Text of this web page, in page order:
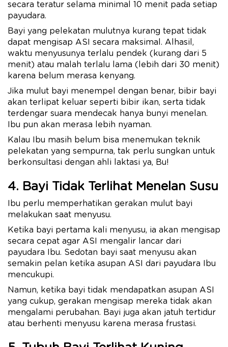
secara teratur selama minimal 10 menit pada setiap
payudara.
Bayi yang pelekatan mulutnya kurang tepat tidak
dapat mengisap ASI secara maksimal. Alhasil,
waktu menyusunya terlalu pendek (kurang dari 5
menit) atau malah terlalu lama (lebih dari 30 menit)
karena belum merasa kenyang.
Jika mulut bayi menempel dengan benar, bibir bayi
akan terlipat keluar seperti bibir ikan, serta tidak
terdengar suara mendecak hanya bunyi menelan.
Ibu pun akan merasa lebih nyaman.
Kalau Ibu masih belum bisa menemukan teknik
pelekatan yang sempurna, tak perlu sungkan untuk
berkonsultasi dengan ahli laktasi ya, Bu!
4. Bayi Tidak Terlihat Menelan Susu
Ibu perlu memperhatikan gerakan mulut bayi
melakukan saat menyusu.
Ketika bayi pertama kali menyusu, ia akan mengisap
secara cepat agar ASI mengalir lancar dari
payudara Ibu. Sedotan bayi saat menyusu akan
semakin pelan ketika asupan ASI dari payudara Ibu
mencukupi.
Namun, ketika bayi tidak mendapatkan asupan ASI
yang cukup, gerakan mengisap mereka tidak akan
mengalami perubahan. Bayi juga akan jatuh tertidur
atau berhenti menyusu karena merasa frustasi.